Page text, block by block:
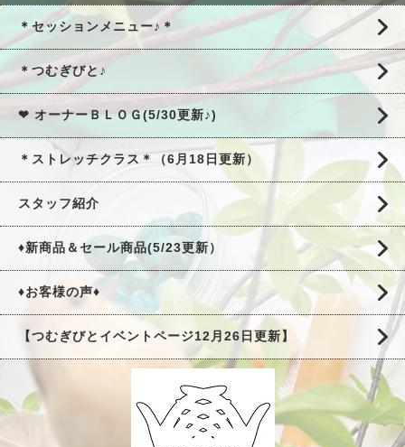
＊セッションメニュー♪＊
＊つむぎびと♪
❤ オーナーＢＬＯＧ(5/30更新♪)
＊ストレッチクラス＊（6月18日更新）
スタッフ紹介
♦新商品＆セール商品(5/23更新）
♦お客様の声♦
【つむぎびとイベントページ12月26日更新】